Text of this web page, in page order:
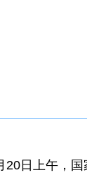
上午，国家